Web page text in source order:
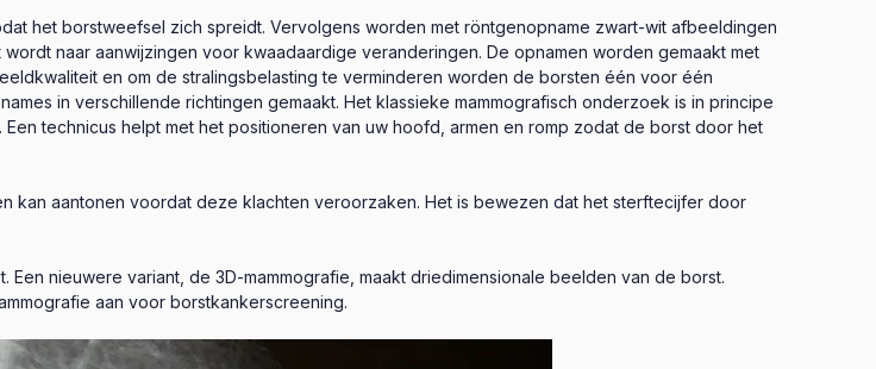
het borstweefsel zich spreidt. Vervolgens worden met röntgenopname zwart-wit afbeeldingen
naar aanwijzingen voor kwaadaardige veranderingen. De opnamen worden gemaakt met
en om de stralingsbelasting te verminderen worden de borsten één voor één
in verschillende richtingen gemaakt. Het klassieke mammografisch onderzoek is in principe
technicus helpt met het positioneren van uw hoofd, armen en romp zodat de borst door het
kan aantonen voordat deze klachten veroorzaken. Het is bewezen dat het sterftecijfer door
nieuwere variant, de 3D-mammografie, maakt driedimensionale beelden van de borst.
aan voor borstkankerscreening.